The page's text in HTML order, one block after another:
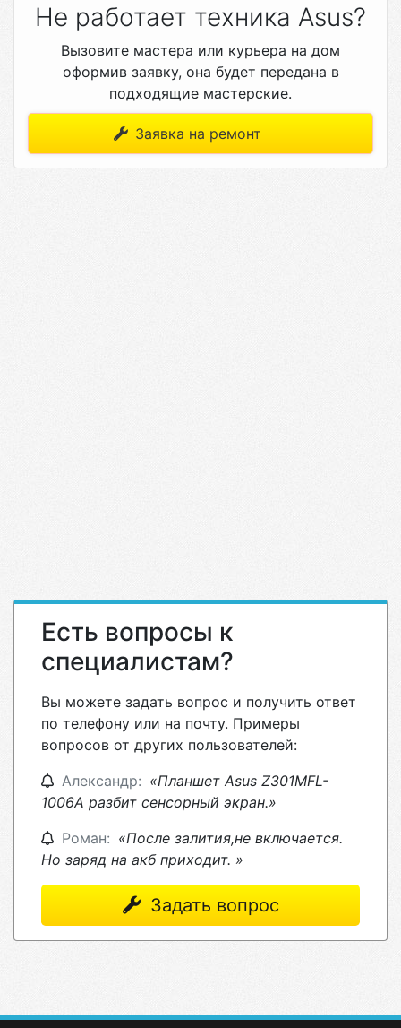
Не работает техника Asus?
Вызовите мастера или курьера на дом
оформив заявку, она будет передана в
подходящие мастерские.
Заявка на ремонт
Есть вопросы к
специалистам?
Вы можете задать вопрос и получить ответ
по телефону или на почту. Примеры
вопросов от других пользователей:
Александр: «Планшет Asus Z301MFL-
1006A разбит сенсорный экран.»
Роман: «После залития,не включается.
Но заряд на акб приходит. »
Задать вопрос